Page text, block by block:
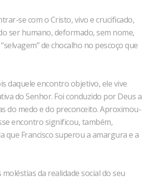
se com o Cristo, vivo e crucificado,
ser humano, deformado, sem nome,
de chocalho no pescoço que
daquele encontro objetivo, ele vive
do Senhor. Foi conduzido por Deus a
do medo e do preconceito. Aproximou-
encontro significou, também,
que Francisco superou a amargura e a
da realidade social do seu